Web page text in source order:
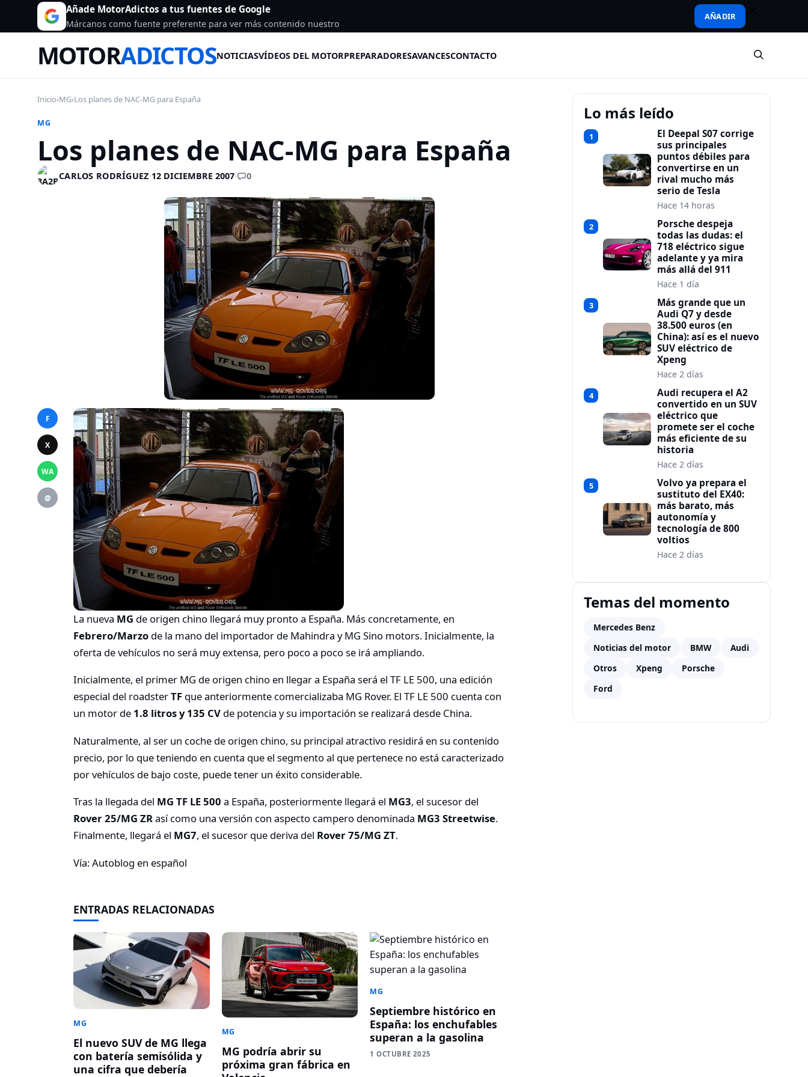
Añade MotorAdictos a tus fuentes de Google
Márcanos como fuente preferente para ver más contenido nuestro
AÑADIR
MOTORADICTOSNOTICIASVÍDEOS DEL MOTORPREPARADORESAVANCESCONTACTO
Inicio›MG›Los planes de NAC-MG para España
MG
Los planes de NAC-MG para España
CARLOS RODRÍGUEZ·12 DICIEMBRE 2007· 0
F
X
WA
@
La nueva MG de origen chino llegará muy pronto a España. Más concretamente, en
Febrero/Marzo de la mano del importador de Mahindra y MG Sino motors. Inicialmente, la
oferta de vehículos no será muy extensa, pero poco a poco se irá ampliando.
Inicialmente, el primer MG de origen chino en llegar a España será el TF LE 500, una edición
especial del roadsterTF que anteriormente comercializaba MG Rover. El TF LE 500 cuenta con
un motor de 1.8 litros y 135 CV de potencia y su importación se realizará desde China.
Naturalmente, al ser un coche de origen chino, su principal atractivo residirá en su contenido
precio, por lo que teniendo en cuenta que el segmento al que pertenece no está caracterizado
por vehículos de bajo coste, puede tener un éxito considerable.
Tras la llegada del MG TF LE 500 a España, posteriormente llegará el MG3, el sucesor del
Rover 25/MG ZRasí como una versión con aspecto campero denominada MG3 Streetwise.
Finalmente, llegará el MG7, el sucesor que deriva del Rover 75/MG ZT.
Vía: Autoblog en español
ENTRADAS RELACIONADAS
MG
El nuevo SUV de MG llega
con batería semisólida y
una cifra que debería
MG
MG podría abrir su
próxima gran fábrica en
MG
Septiembre histórico en
España: los enchufables
superan a la gasolina
1 OCTUBRE 2025
Lo más leído
1
El Deepal S07 corrige
sus principales
puntos débiles para
convertirse en un
rival mucho más
serio de Tesla
Hace 14 horas
2
Porsche despeja
todas las dudas: el
718 eléctrico sigue
adelante y ya mira
más allá del 911
Hace 1 día
3
Más grande que un
Audi Q7 y desde
38.500 euros (en
China): así es el nuevo
SUV eléctrico de
Xpeng
Hace 2 días
4
Audi recupera el A2
convertido en un SUV
eléctrico que
promete ser el coche
más eficiente de su
historia
Hace 2 días
5
Volvo ya prepara el
sustituto del EX40:
más barato, más
autonomía y
tecnología de 800
voltios
Hace 2 días
Temas del momento
Mercedes Benz
Noticias del motor
BMW
Audi
Otros
Xpeng
Porsche
Ford